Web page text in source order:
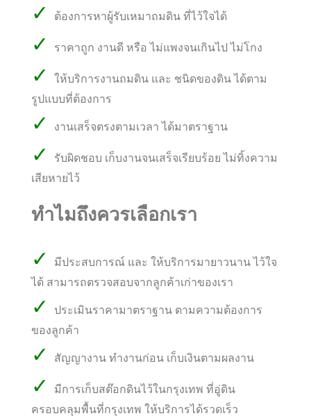
✓ ต้องการหาผู้รับเหมาถมดิน ที่ไว้ใจได้
✓ ราคาถูก งานดี หรือ ไม่แพงจนเกินไป ไม่โกง
✓
ให้บริการงานถมดิน และ ชนิดของดิน ได้ตาม
รูปแบบที่ต้องการ
✓ งานเสร็จตรงตามเวลา ได้มาตราฐาน
✓
รับผิดชอบ เก็บงานจนเสร็จเรียบร้อย ไม่ทิ้งความ
เสียหายไว้
ทำไมถึงควรเลือกเรา
✓
มีประสบการณ์ และ ให้บริการมายาวนาน ไว้ใจ
ได้ สามารถตรวจสอบจากลูกค้าเก่าของเรา
✓
ประเมินราคามาตราฐาน ตามความต้องการ
ของลูกค้า
✓ สัญญางาน ทำงานก่อน เก็บเงินตามผลงาน
✓
มีการเก็บสต๊อกดินไว้ในกรุงเทพ ที่อู่ดิน
ครอบคลุมพื้นที่กรุงเทพ ให้บริการได้รวดเร็ว